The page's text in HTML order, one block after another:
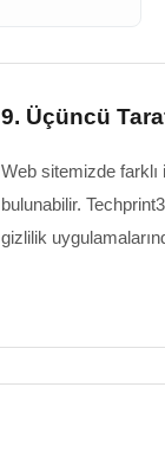
9. Üçüncü
Web sitemizde farklı
bulunabilir.
gizlilik